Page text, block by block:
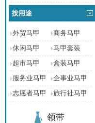
按用途
外贸马甲 商务马甲
休闲马甲 马甲套装
超市马甲 盒装马甲
服务业马甲 企事业马甲
志愿者马甲 旅行社马甲
领带